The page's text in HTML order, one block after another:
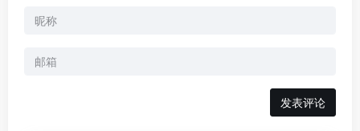
发表评论